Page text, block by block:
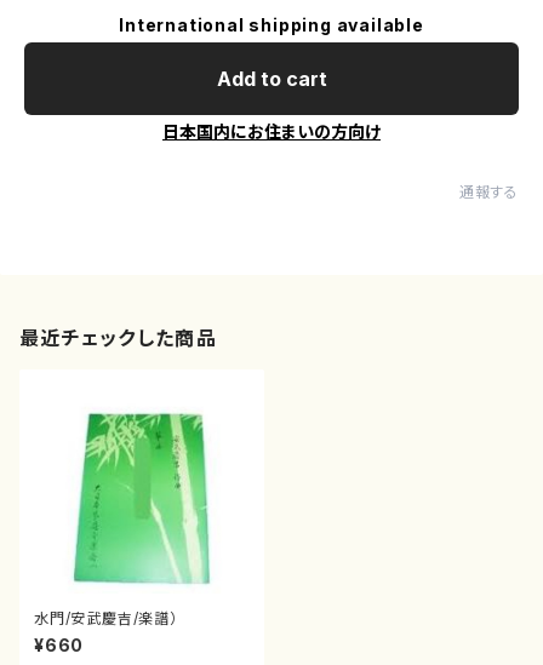
International shipping available
Add to cart
日本国内にお住まいの方向け
通報する
最近チェックした商品
水門/安武慶吉/楽譜）
¥660